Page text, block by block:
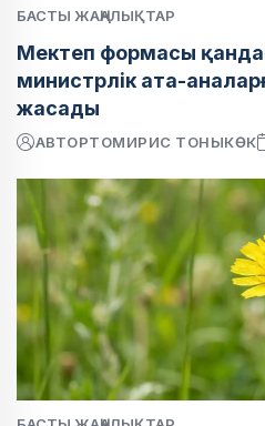
БАСТЫ ЖАҢАЛЫҚТАР
Мектеп формасы
министрлік ата-
жасады
АВТОРТОМИРИС ТОНЫКӨК